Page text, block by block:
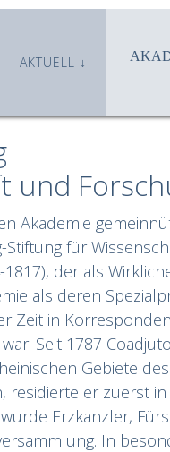
AKTUELL
und
Akademie
Stiftung für
der als
als deren
Zeit in
Seit 1787
Gebiete
residierte er zuerst
Erzkanzler,
In